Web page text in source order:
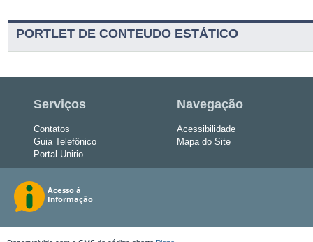
PORTLET DE CONTEUDO ESTÁTICO
Serviços
Contatos
Guia Telefônico
Portal Unirio
Navegação
Acessibilidade
Mapa do Site